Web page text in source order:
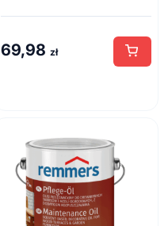
69,98 zł